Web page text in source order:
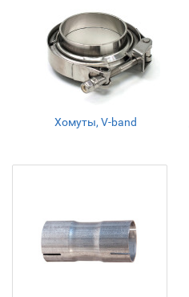
Хомуты, V-band